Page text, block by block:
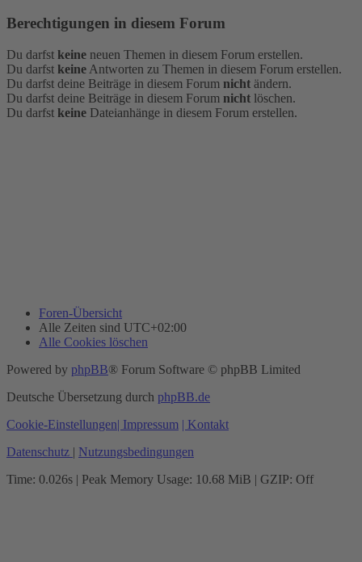
Berechtigungen in diesem Forum
Du darfst keine neuen Themen in diesem Forum erstellen.
Du darfst keine Antworten zu Themen in diesem Forum erstellen.
Du darfst deine Beiträge in diesem Forum nicht ändern.
Du darfst deine Beiträge in diesem Forum nicht löschen.
Du darfst keine Dateianhänge in diesem Forum erstellen.
Foren-Übersicht
Alle Zeiten sind UTC+02:00
Alle Cookies löschen
Powered by phpBB® Forum Software © phpBB Limited
Deutsche Übersetzung durch phpBB.de
Cookie-Einstellungen| Impressum | Kontakt
Datenschutz | Nutzungsbedingungen
Time: 0.026s | Peak Memory Usage: 10.68 MiB | GZIP: Off